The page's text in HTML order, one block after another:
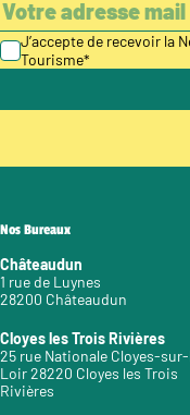
J’accepte de recevoir la
Tourisme*
Nos Bureaux
Châteaudun
1 rue de Luynes
28200 Châteaudun
Cloyes les Trois Rivières
25 rue Nationale Cloyes-
Loir 28220 Cloyes les Trois
Rivières